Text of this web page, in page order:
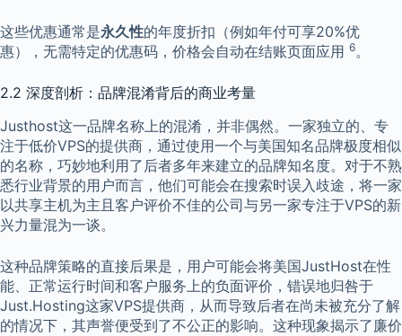
这些优惠通常是永久性的年度折扣（例如年付可享20%优
惠），无需特定的优惠码，价格会自动在结账页面应用 6。
2.2 深度剖析：品牌混淆背后的商业考量
Justhost这一品牌名称上的混淆，并非偶然。一家独立的、专
注于低价VPS的提供商，通过使用一个与美国知名品牌极度相似
的名称，巧妙地利用了后者多年来建立的品牌知名度。对于不熟
悉行业背景的用户而言，他们可能会在搜索时误入歧途，将一家
以共享主机为主且客户评价不佳的公司与另一家专注于VPS的新
兴力量混为一谈。
这种品牌策略的直接后果是，用户可能会将美国JustHost在性
能、正常运行时间和客户服务上的负面评价，错误地归咎于
Just.Hosting这家VPS提供商，从而导致后者在尚未被充分了解
的情况下，其声誉便受到了不公正的影响。这种现象揭示了廉价